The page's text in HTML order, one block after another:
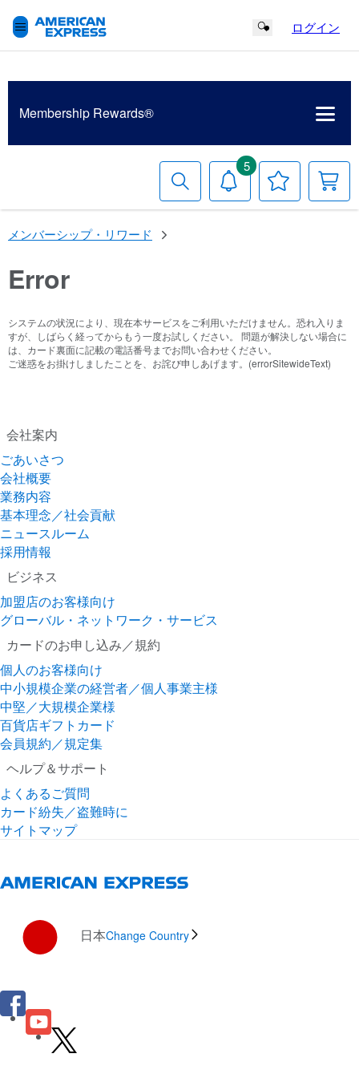
Search Button
ログイン
Membership Rewards®
検
す
お
ら
5
お
に
カ
ト
メンバーシップ・リワード
Error
システムの状況により、現在本サービスをご利用いただけません。恐れ入りま
すが、しばらく経ってからもう一度お試しください。 問題が解決しない場合に
は、カード裏面に記載の電話番号までお問い合わせください。
ご迷惑をお掛けしましたことを、お詫び申しあげます。(errorSitewideText)
会社案内
ごあいさつ
会社概要
業務内容
基本理念／社会貢献
ニュースルーム
採用情報
ビジネス
加盟店のお客様向け
グローバル・ネットワーク・サービス
カードのお申し込み／規約
個人のお客様向け
中小規模企業の経営者／個人事業主様
中堅／大規模企業様
百貨店ギフトカード
会員規約／規定集
ヘルプ＆サポート
よくあるご質問
カード紛失／盗難時に
サイトマップ
日本Change Country